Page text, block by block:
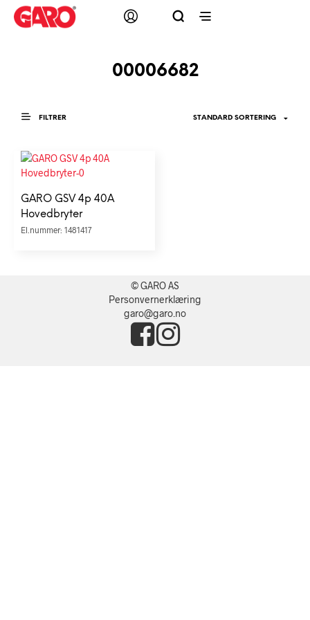
00006682
FILTRER
GARO GSV 4p 40A
Hovedbryter
El.nummer: 1481417
© GARO AS
Personvernerklæring
garo@garo.no